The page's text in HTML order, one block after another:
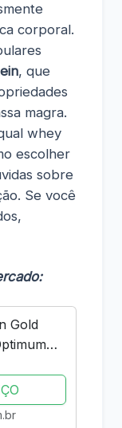
corporal.
, que
magra.
whey
escolher
sobre
Se você
Gold